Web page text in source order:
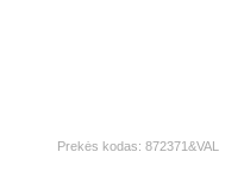
Prekės kodas: 872371&VAL